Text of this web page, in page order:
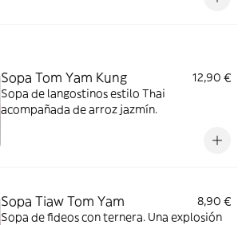
Sopa Tom Yam Kung
12,90 €
Sopa de langostinos estilo Thai
acompañada de arroz jazmín.
Sopa Tiaw Tom Yam
8,90 €
Sopa de fideos con ternera. Una explosión